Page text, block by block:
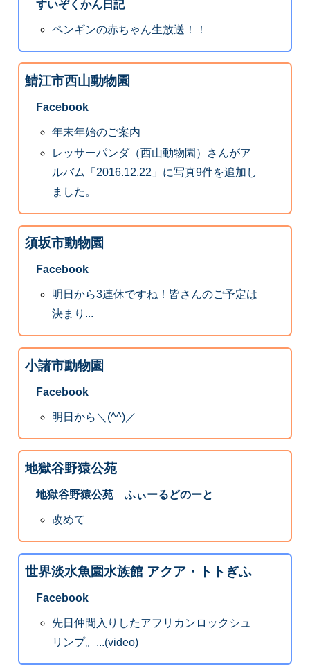
すいぞくかん日記
ペンギンの赤ちゃん生放送！！
鯖江市西山動物園
Facebook
年末年始のご案内
レッサーパンダ（西山動物園）さんがア
ルバム「2016.12.22」に写真9件を追加し
ました。
須坂市動物園
Facebook
明日から3連休ですね！皆さんのご予定は
決まり...
小諸市動物園
Facebook
明日から＼(^^)／
地獄谷野猿公苑
地獄谷野猿公苑 ふぃーるどのーと
改めて
世界淡水魚園水族館 アクア・トトぎふ
Facebook
先日仲間入りしたアフリカンロックシュ
リンプ。...(video)